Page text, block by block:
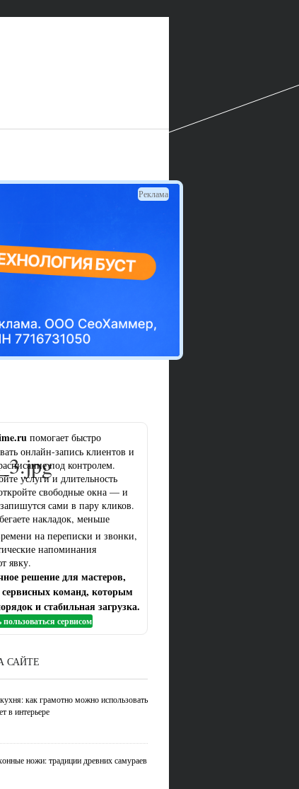
Реклама
помогает быстро
онлайн-запись клиентов и
под контролем.
услуги и длительность
свободные окна — и
сами в пару кликов.
накладок, меньше
на переписки и звонки,
напоминания
явку.
решение для мастеров,
сервисных команд, которым
и стабильная загрузка.
сервисом
САЙТЕ
как грамотно можно использовать
в интерьере
ножи: традиции древних самураев